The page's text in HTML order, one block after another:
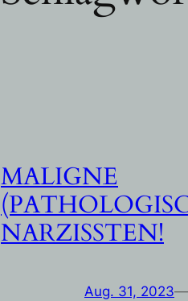
MALIGNE
NARZISSTEN!
Aug. 31, 2023—